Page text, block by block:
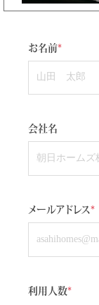
お名前*
会社名
メールアドレス*
利用人数*